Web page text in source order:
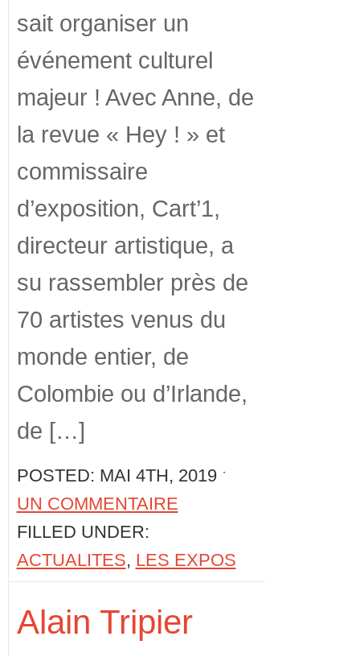
sait organiser un
événement culturel
majeur ! Avec Anne, de
la revue « Hey ! » et
commissaire
d’exposition, Cart’1,
directeur artistique, a
su rassembler près de
70 artistes venus du
monde entier, de
Colombie ou d’Irlande,
de […]
POSTED: MAI 4TH, 2019 ˑ
UN COMMENTAIRE
FILLED UNDER:
ACTUALITES, LES EXPOS
Alain Tripier